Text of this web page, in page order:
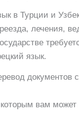
в Турции и
лечения,
язык.
документов с
вам может